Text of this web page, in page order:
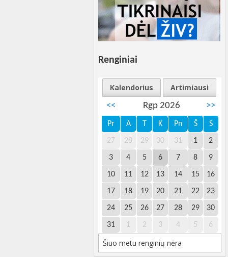
Renginiai
Kalendorius
Artimiausi
<<
Rgp 2026 >>
Pr A T K Pn Š S
27 28 29 30 31 1 2
3 4 5 6 7 8 9
10 11 12 13 14 15 16
17 18 19 20 21 22 23
24 25 26 27 28 29 30
31 1 2 3 4 5 6
Šiuo metu renginių nėra